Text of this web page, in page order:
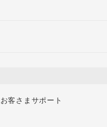
お客さまサポート